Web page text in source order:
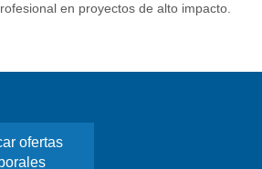
en proyectos de alto impacto.